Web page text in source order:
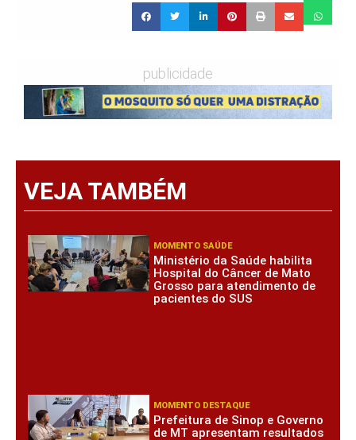
publicidade
VEJA TAMBÉM
MOMENTO SAÚDE
Ministério da Saúde habilita
Hospital do Câncer de Mato
Grosso para atendimento de
pacientes do SUS
MOMENTO DESTAQUE
Prefeitura de Sinop e Governo
de MT apresentam resultados